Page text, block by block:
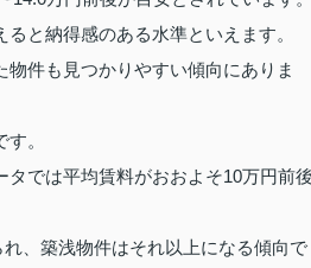
と納得感のある水準といえます。
件も見つかりやすい傾向にありま
。
では平均賃料がおおよそ10万円前
、築浅物件はそれ以上になる傾向で